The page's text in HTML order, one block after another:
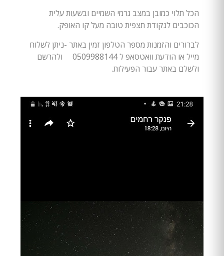
הכל תלוי כמובן במצב גרמי השמיים ובשעות עלית
הכוכבים לנקודת תצפית טובה מעל קו האופק.
לברורים והזמנות מספר הטלפון זמין באתר -ניתן לשלוח
מייל או הודעת וואטסאפ ל 0509988144 ולהרשם
ולשלם באתר עבור הפעילות.